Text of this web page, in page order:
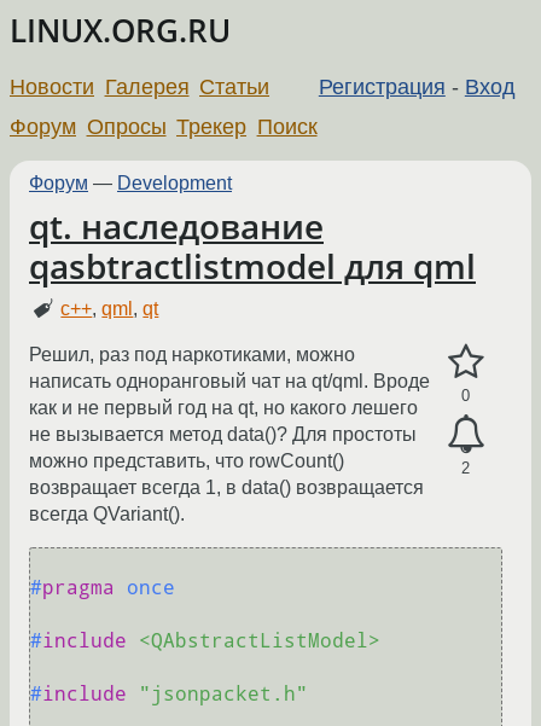
LINUX.ORG.RU
Регистрация - Вход
Новости Галерея Статьи
Форум Опросы Трекер Поиск
Форум — Development
qt. наследование
qasbtractlistmodel для qml
c++,qml ,qt
0
2
Решил, раз под наркотиками, можно
написать одноранговый чат на qt/qml. Вроде
как и не первый год на qt, но какого лешего
не вызывается метод data()? Для простоты
можно представить, что rowCount()
возвращает всегда 1, в data() возвращается
всегда QVariant().
#pragma once
#include <QAbstractListModel>
#include "jsonpacket.h"